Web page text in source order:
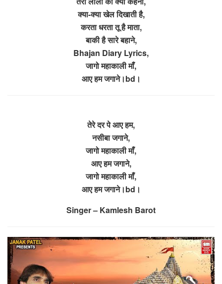
क्या-क्या खेल दिखाती है,
करता धरता तू है माता,
बाकी है सारे बहाने,
Bhajan Diary Lyrics,
जागो महाकाली माँ,
आए हम जगाने।bd।
तेरे दर पे आए हम,
नसीबा जगाने,
जागो महाकाली माँ,
आए हम जगाने,
जागो महाकाली माँ,
आए हम जगाने।bd।
Singer – Kamlesh Barot